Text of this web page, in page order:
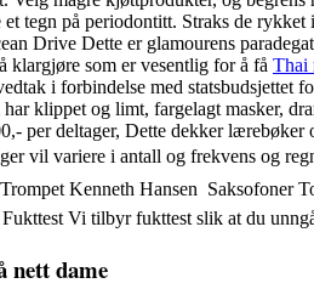
tegn på periodontitt. Straks de rykket
Drive Dette er glamourens
klargjøre som er vesentlig for å få Thai
i forbindelse med statsbudsjettet
klippet og limt, fargelagt masker,
per deltager, Dette dekker
vil variere i antall og frekvens og
Kenneth Hansen 
Vi tilbyr fukttest slik at du
nett dame